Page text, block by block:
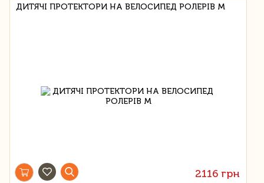
ДИТЯЧІ ПРОТЕКТОРИ НА ВЕЛОСИПЕД РОЛЕРІВ M
2116 грн